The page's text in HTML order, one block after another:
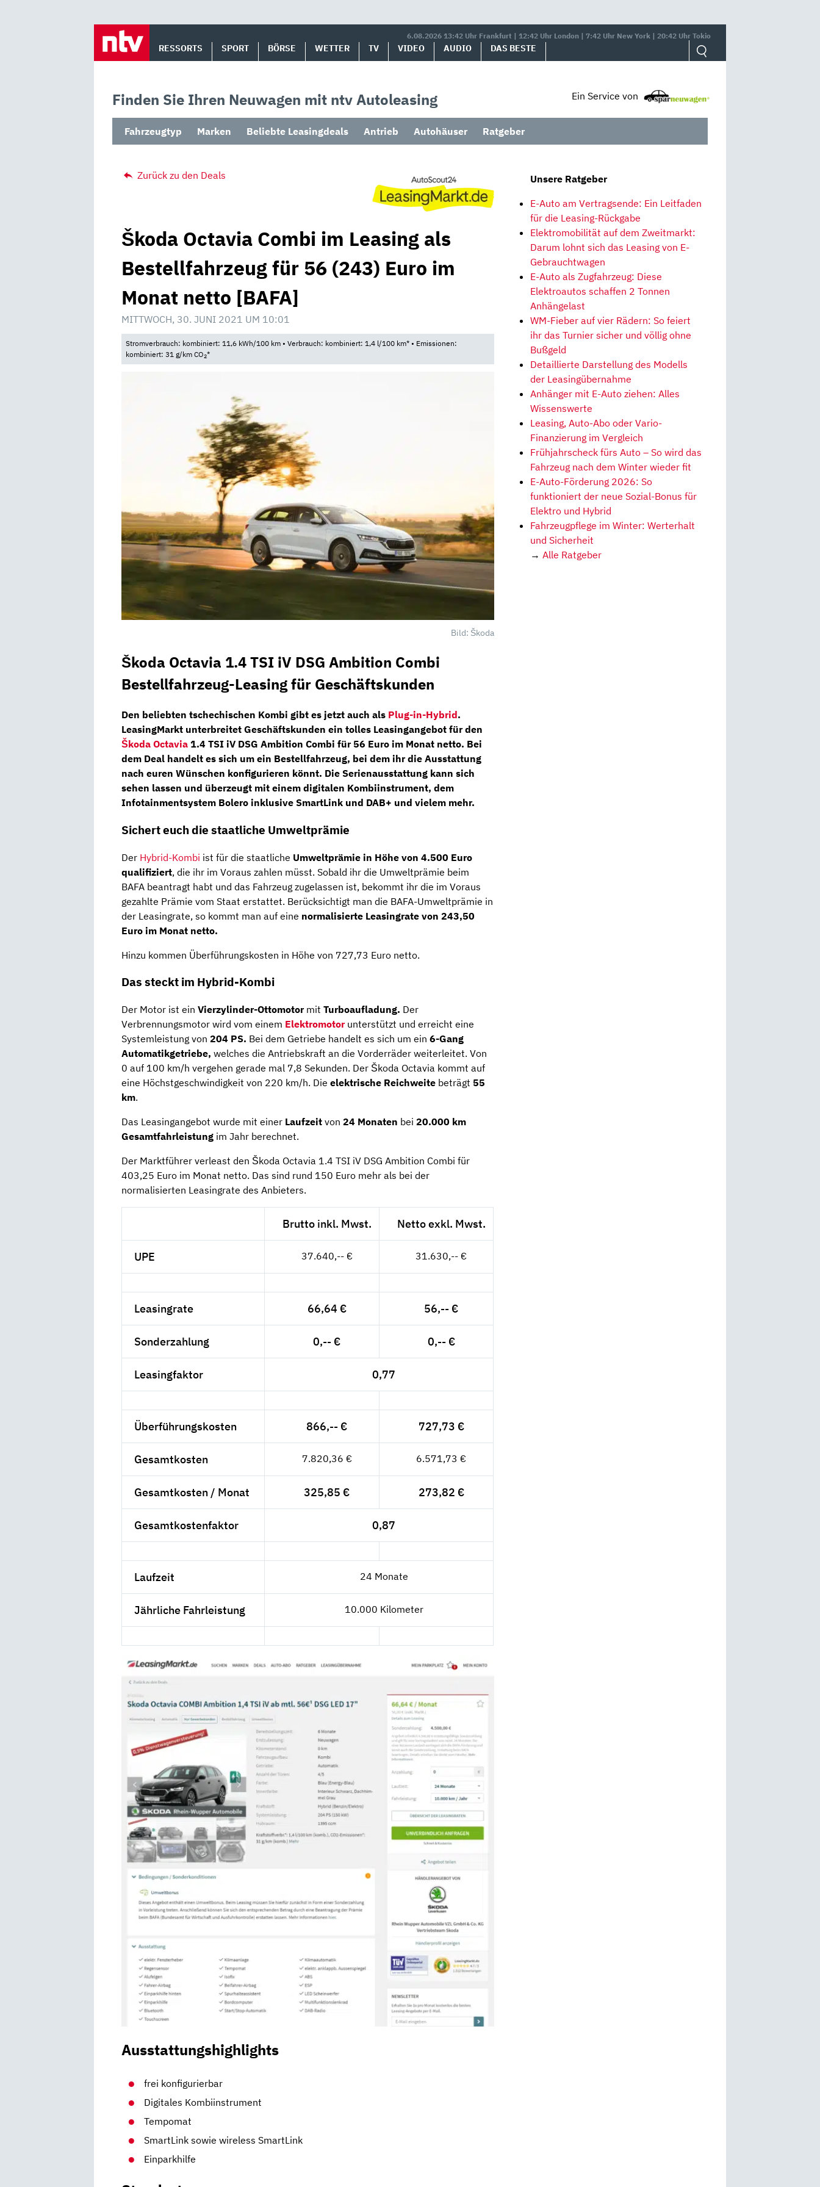
6.08.2026 13:42 Uhr Frankfurt | 12:42 Uhr London | 7:42 Uhr New York | 20:42 Uhr Tokio
RESSORTS SPORT BÖRSE WETTER TV VIDEO AUDIO DAS BESTE
Finden Sie Ihren Neuwagen mit ntv Autoleasing Ein Service von
Fahrzeugtyp Marken Beliebte Leasingdeals Antrieb Autohäuser Ratgeber
Zurück zu den Deals
Škoda Octavia Combi im Leasing als
Bestellfahrzeug für 56 (243) Euro im
Monat netto [BAFA]
MITTWOCH, 30. JUNI 2021 UM 10:01
Stromverbrauch: kombiniert: 11,6 kWh/100 km • Verbrauch: kombiniert: 1,4 l/100 km* • Emissionen:
kombiniert: 31 g/km CO2*
Bild: Škoda
Škoda Octavia 1.4 TSI iV DSG Ambition Combi
Bestellfahrzeug-Leasing für Geschäftskunden
Den beliebten tschechischen Kombi gibt es jetzt auch als Plug-in-Hybrid.
LeasingMarkt unterbreitet Geschäftskunden ein tolles Leasingangebot für den
Škoda Octavia 1.4 TSI iV DSG Ambition Combi für 56 Euro im Monat netto. Bei
dem Deal handelt es sich um ein Bestellfahrzeug, bei dem ihr die Ausstattung
nach euren Wünschen konfigurieren könnt. Die Serienausstattung kann sich
sehen lassen und überzeugt mit einem digitalen Kombiinstrument, dem
Infotainmentsystem Bolero inklusive SmartLink und DAB+ und vielem mehr.
Sichert euch die staatliche Umweltprämie
Der Hybrid-Kombi ist für die staatliche Umweltprämie in Höhe von 4.500 Euro
qualifiziert, die ihr im Voraus zahlen müsst. Sobald ihr die Umweltprämie beim
BAFA beantragt habt und das Fahrzeug zugelassen ist, bekommt ihr die im Voraus
gezahlte Prämie vom Staat erstattet. Berücksichtigt man die BAFA-Umweltprämie in
der Leasingrate, so kommt man auf eine normalisierte Leasingrate von 243,50
Euro im Monat netto.
Hinzu kommen Überführungskosten in Höhe von 727,73 Euro netto.
Das steckt im Hybrid-Kombi
Der Motor ist ein Vierzylinder-Ottomotor mit Turboaufladung. Der
Verbrennungsmotor wird vom einem Elektromotorunterstützt und erreicht eine
Systemleistung von 204 PS. Bei dem Getriebe handelt es sich um ein 6-Gang
Automatikgetriebe, welches die Antriebskraft an die Vorderräder weiterleitet. Von
0 auf 100 km/h vergehen gerade mal 7,8 Sekunden. Der Škoda Octavia kommt auf
eine Höchstgeschwindigkeit von 220 km/h. Die elektrische Reichweite beträgt 55
km.
Das Leasingangebot wurde mit einer Laufzeit von 24 Monaten bei 20.000 km
Gesamtfahrleistung im Jahr berechnet.
Der Marktführer verleast den Škoda Octavia 1.4 TSI iV DSG Ambition Combi für
403,25 Euro im Monat netto. Das sind rund 150 Euro mehr als bei der
normalisierten Leasingrate des Anbieters.
Brutto inkl. Mwst. Netto exkl. Mwst.
UPE 37.640,-- € 31.630,-- €
Leasingrate 66,64 € 56,-- €
Sonderzahlung 0,-- € 0,-- €
Leasingfaktor 0,77
Überführungskosten 866,-- € 727,73 €
Gesamtkosten 7.820,36 € 6.571,73 €
Gesamtkosten / Monat 325,85 € 273,82 €
Gesamtkostenfaktor 0,87
Laufzeit 24 Monate
Jährliche Fahrleistung 10.000 Kilometer
Ausstattungshighlights
frei konfigurierbar
Digitales Kombiinstrument
Tempomat
SmartLink sowie wireless SmartLink
Einparkhilfe
Unsere Ratgeber
E-Auto am Vertragsende: Ein Leitfaden
für die Leasing-Rückgabe
Elektromobilität auf dem Zweitmarkt:
Darum lohnt sich das Leasing von E-
Gebrauchtwagen
E-Auto als Zugfahrzeug: Diese
Elektroautos schaffen 2 Tonnen
Anhängelast
WM-Fieber auf vier Rädern: So feiert
ihr das Turnier sicher und völlig ohne
Bußgeld
Detaillierte Darstellung des Modells
der Leasingübernahme
Anhänger mit E-Auto ziehen: Alles
Wissenswerte
Leasing, Auto-Abo oder Vario-
Finanzierung im Vergleich
Frühjahrscheck fürs Auto – So wird das
Fahrzeug nach dem Winter wieder fit
E-Auto-Förderung 2026: So
funktioniert der neue Sozial-Bonus für
Elektro und Hybrid
Fahrzeugpflege im Winter: Werterhalt
und Sicherheit
→ Alle Ratgeber